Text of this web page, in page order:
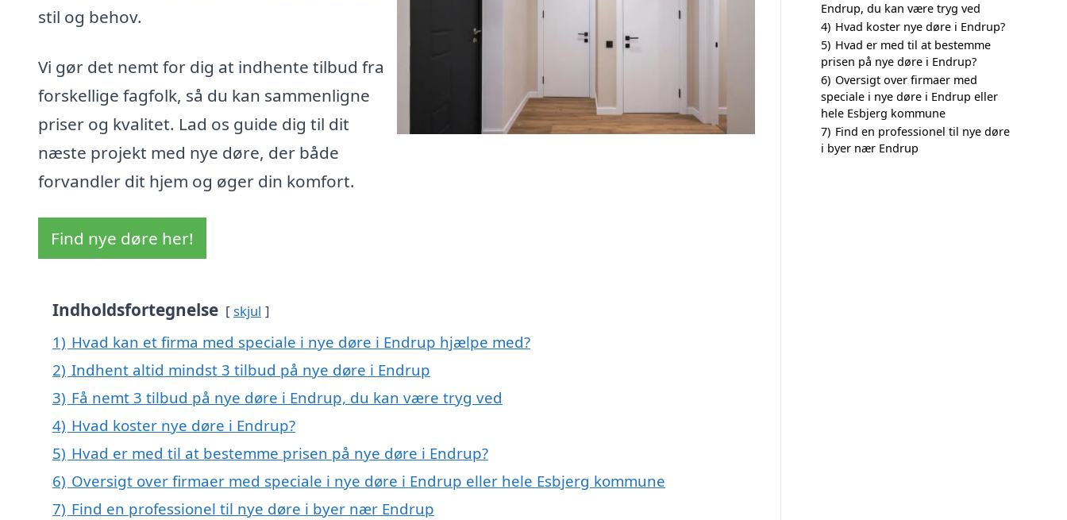
stil og behov.
Vi gør det nemt for dig at indhente tilbud fra
forskellige fagfolk, så du kan sammenligne
priser og kvalitet. Lad os guide dig til dit
næste projekt med nye døre, der både
forvandler dit hjem og øger din komfort.
Find nye døre her!
Indholdsfortegnelse skjul
1) Hvad kan et firma med speciale i nye døre i Endrup hjælpe med?
2) Indhent altid mindst 3 tilbud på nye døre i Endrup
3) Få nemt 3 tilbud på nye døre i Endrup, du kan være tryg ved
4) Hvad koster nye døre i Endrup?
5) Hvad er med til at bestemme prisen på nye døre i Endrup?
6) Oversigt over firmaer med speciale i nye døre i Endrup eller hele Esbjerg kommune
7) Find en professionel til nye døre i byer nær Endrup
Endrup, du kan være tryg ved
4) Hvad koster nye døre i Endrup?
5) Hvad er med til at bestemme
prisen på nye døre i Endrup?
6) Oversigt over firmaer med
speciale i nye døre i Endrup eller
hele Esbjerg kommune
7) Find en professionel til nye døre
i byer nær Endrup